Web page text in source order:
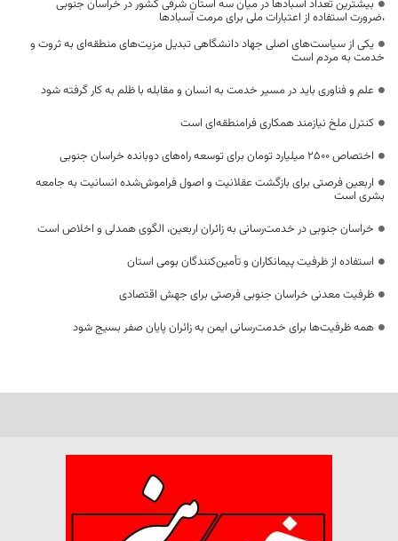
بیشترین تعداد آسبادها در میان سه استان شرقی کشور در خراسان جنوبی
،ضرورت استفاده از اعتبارات ملی برای مرمت آسبادها
یکی از سیاست‌های اصلی جهاد دانشگاهی تبدیل مزیت‌های منطقه‌ای به ثروت و
خدمت به مردم است
علم و فناوری باید در مسیر خدمت به انسان و مقابله با ظلم به کار گرفته شود
کنترل ملخ نیازمند همکاری فرامنطقه‌ای است
اختصاص 2500 میلیارد تومان برای توسعه راه‌های دوبانده خراسان جنوبی
اربعین فرصتی برای بازگشت عقلانیت و اصول فراموش‌شده انسانیت به جامعه
بشری است
خراسان جنوبی در خدمت‌رسانی به زائران اربعین، الگوی همدلی و اخلاص است
استفاده از ظرفیت پیمانکاران و تأمین‌کنندگان بومی استان
ظرفیت معدنی خراسان جنوبی فرصتی برای جهش اقتصادی
همه ظرفیت‌ها برای خدمت‌رسانی ایمن به زائران پایان صفر بسیج شود